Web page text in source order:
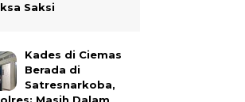
Saksi
Kades di Ciemas
Berada di
Satresnarkoba,